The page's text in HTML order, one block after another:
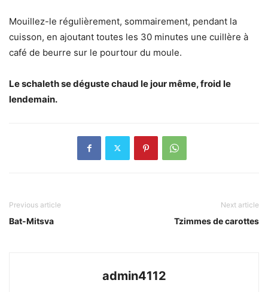
Mouillez-le régulièrement, sommairement, pendant la
cuisson, en ajoutant toutes les 30 minutes une cuillère à
café de beurre sur le pourtour du moule.
Le schaleth se déguste chaud le jour même, froid le
lendemain.
Previous article
Bat-Mitsva
Next article
Tzimmes de carottes
admin4112